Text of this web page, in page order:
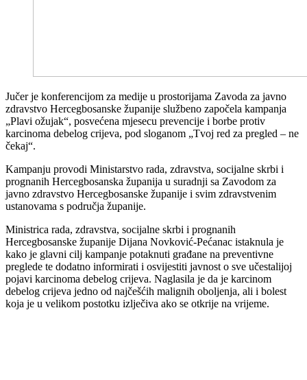
Jučer je konferencijom za medije u prostorijama Zavoda za javno
zdravstvo Hercegbosanske županije službeno započela kampanja
„Plavi ožujak“, posvećena mjesecu prevencije i borbe protiv
karcinoma debelog crijeva, pod sloganom „Tvoj red za pregled – ne
čekaj“.
Kampanju provodi Ministarstvo rada, zdravstva, socijalne skrbi i
prognanih Hercegbosanska županija u suradnji sa Zavodom za
javno zdravstvo Hercegbosanske županije i svim zdravstvenim
ustanovama s područja županije.
Ministrica rada, zdravstva, socijalne skrbi i prognanih
Hercegbosanske županije Dijana Novković-Pećanac istaknula je
kako je glavni cilj kampanje potaknuti građane na preventivne
preglede te dodatno informirati i osvijestiti javnost o sve učestalijoj
pojavi karcinoma debelog crijeva. Naglasila je da je karcinom
debelog crijeva jedno od najčešćih malignih oboljenja, ali i bolest
koja je u velikom postotku izlječiva ako se otkrije na vrijeme.